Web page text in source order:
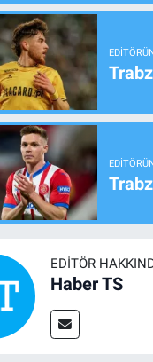
EDITÖR
Haber TS